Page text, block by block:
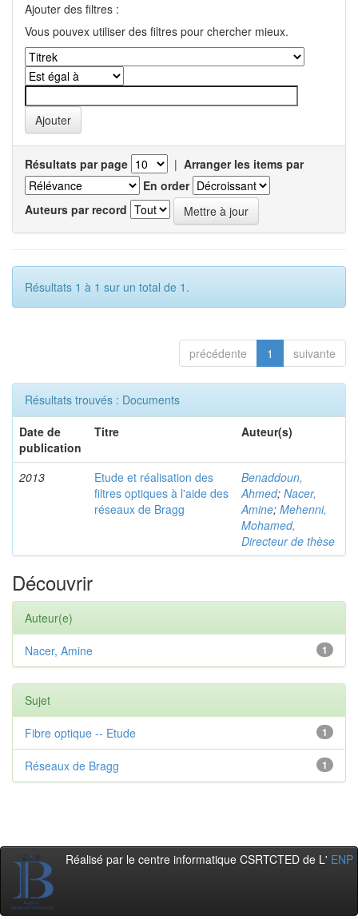
Ajouter des filtres :
Vous pouvex utiliser des filtres pour chercher mieux.
Résultats par page | Arranger les items par
En order
Auteurs par record
Résultats 1 à 1 sur un total de 1.
précédente 1 suivante
Résultats trouvés : Documents
Date de
publication
Titre Auteur(s)
2013
Etude et réalisation des
filtres optiques à l'aide des
réseaux de Bragg
Benaddoun,
Ahmed; Nacer,
Amine; Mehenni,
Mohamed,
Directeur de thèse
Découvrir
Auteur(e)
1
Nacer, Amine
Sujet
1
Fibre optique -- Etude
1
Réseaux de Bragg
Réalisé par le centre informatique CSRTCTED de L' ENP